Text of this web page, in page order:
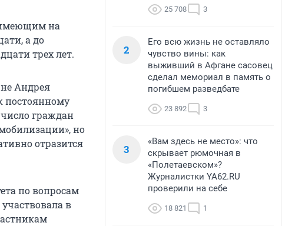
имеющим на
а до
трех лет.
Андрея
постоянному
граждан
но
отразится
по вопросам
в
25 708 3
2
Его всю жизнь не оставляло
чувство вины: как
выживший в Афгане сасовец
сделал мемориал в память о
погибшем разведбате
23 892 3
3
«Вам здесь не место»: что
скрывает рюмочная в
«Полетаевском»?
Журналистки YA62.RU
проверили на себе
18 821 1